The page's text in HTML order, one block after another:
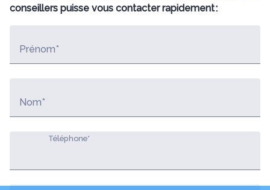
conseillers puisse vous contacter rapidement :
Prénom*
Nom*
Téléphone*